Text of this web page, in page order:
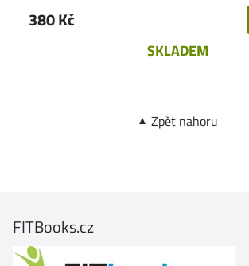
380 Kč
SKLADEM
Zpět nahoru
FITBooks.cz